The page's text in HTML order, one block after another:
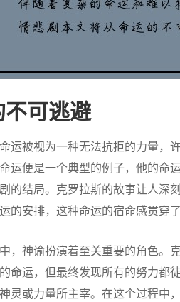
不可逃避
运被视为一种无法抗拒的力量，
运便是一个典型的例子，他的命
的结局。克罗拉斯的故事让人深
的安排，这种命运的宿命感贯穿
，神谕扮演着至关重要的角色。
命运，但最终发现所有的努力都
灵或力量所主宰。在这个过程中